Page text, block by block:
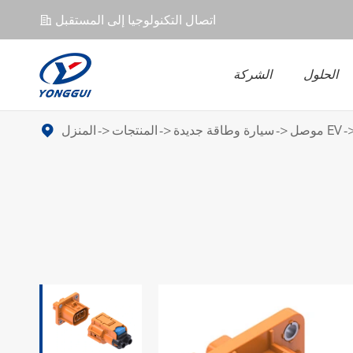
𐄀 اتصال التكنولوجيا إلى المستقبل
الشركة الحلول
المنزل المنتجات سيارة وطاقة جديدة موصل EV